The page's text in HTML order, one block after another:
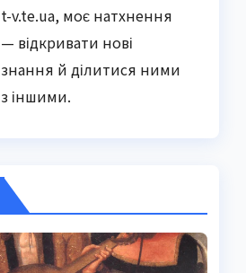
t-v.te.ua, моє натхнення
— відкривати нові
знання й ділитися ними
з іншими.